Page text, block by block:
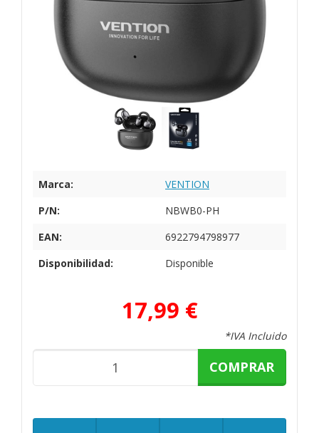
Marca:
VENTION
P/N:
NBWB0-PH
EAN:
6922794798977
Disponibilidad:
Disponible
17,99 €
*IVA Incluido
COMPRAR